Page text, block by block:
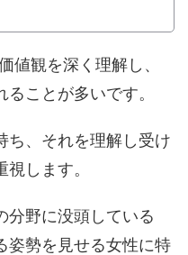
値観を深く理解し、
ことが多いです。
ち、それを理解し受け
します。
分野に没頭している
姿勢を見せる女性に特